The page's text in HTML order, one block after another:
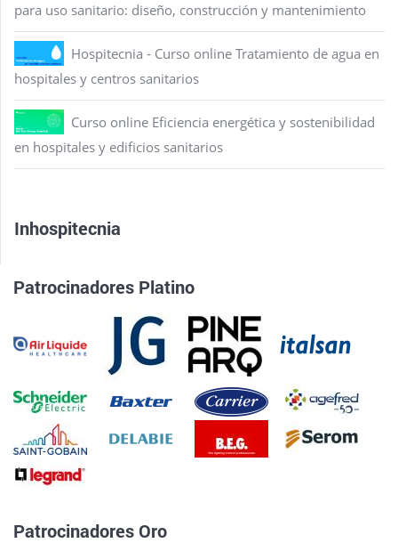
para uso sanitario: diseño, construcción y mantenimiento
Hospitecnia - Curso online Tratamiento de agua en
hospitales y centros sanitarios
Curso online Eficiencia energética y sostenibilidad
en hospitales y edificios sanitarios
Inhospitecnia
Patrocinadores Platino
Patrocinadores Oro